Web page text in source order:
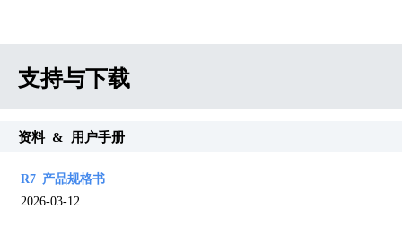
支持与下载
资料 & 用户手册
R7 产品规格书
2026-03-12